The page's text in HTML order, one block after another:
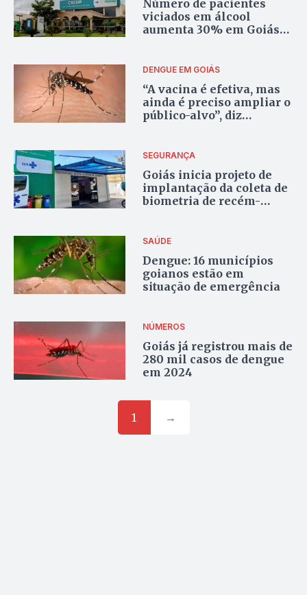
Número de pacientes
viciados em álcool
aumenta 30% em Goiás
DENGUE EM GOIÁS
“A vacina é efetiva, mas
ainda é preciso ampliar o
público-alvo”, diz
SEGURANÇA
Goiás inicia projeto de
implantação da coleta de
biometria de recém-
SAÚDE
Dengue: 16 municípios
goianos estão em
situação de emergência
NÚMEROS
Goiás já registrou mais de
280 mil casos de dengue
em 2024
1 →